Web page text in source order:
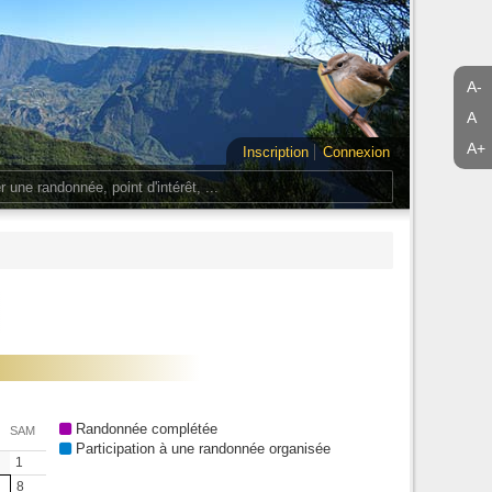
A-
A
A+
Inscription
Connexion
SAM
1
8
Randonnée complétée
Participation à une randonnée organisée